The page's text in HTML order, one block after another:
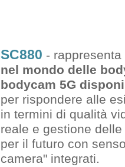
SC880 -
nel mondo delle
bodycam 5G
per rispondere alle
in termini di qualità
reale e gestione
per il futuro con
camera" integrati.